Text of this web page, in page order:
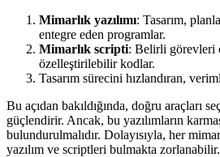
Mimarlık yazılımı: Tasarım,
entegre eden programlar.
Mimarlık scripti: Belirli görevleri
özelleştirilebilir kodlar.
Tasarım sürecini hızlandıran,
Bu açıdan bakıldığında, doğru araçları
güçlendirir. Ancak, bu yazılımların
bulundurulmalıdır. Dolayısıyla, her
yazılım ve scriptleri bulmakta zorlanabilir.